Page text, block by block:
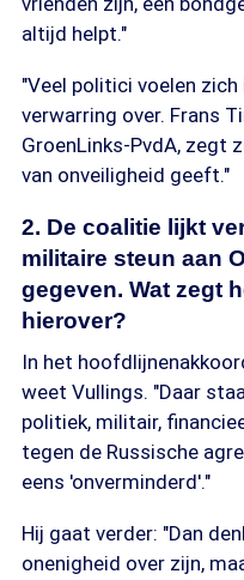
altijd helpt."
"Veel politici voelen
verwarring over. Frans
GroenLinks-PvdA, zegt
van onveiligheid geeft."
2. De coalitie lijkt
militaire steun aan
gegeven. Wat zegt
hierover?
In het
weet Vullings. "Daar
politiek, militair,
tegen de Russische
eens 'onverminderd'."
Hij gaat verder: "Dan
onenigheid over zijn,